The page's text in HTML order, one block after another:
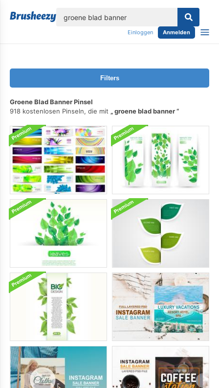
Einloggen Anmelden
Filters
Groene Blad Banner Pinsel
918 kostenlosen Pinseln, die mit
groene blad banner